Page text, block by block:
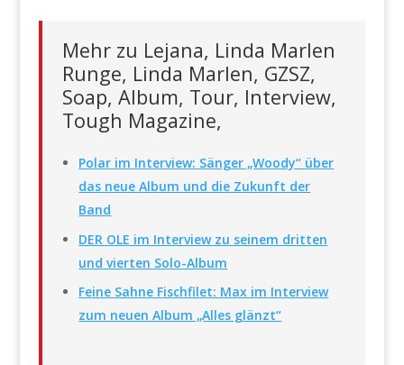
Mehr zu Lejana, Linda Marlen
Runge, Linda Marlen, GZSZ,
Soap, Album, Tour, Interview,
Tough Magazine,
Polar im Interview: Sänger „Woody“ über
das neue Album und die Zukunft der
Band
DER OLE im Interview zu seinem dritten
und vierten Solo-Album
Feine Sahne Fischfilet: Max im Interview
zum neuen Album „Alles glänzt“